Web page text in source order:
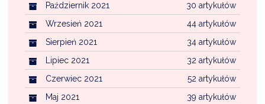
30 artykułów
Październik 2021
44 artykułów
Wrzesień 2021
34 artykułów
Sierpień 2021
32 artykułów
Lipiec 2021
52 artykułów
Czerwiec 2021
39 artykułów
Maj 2021